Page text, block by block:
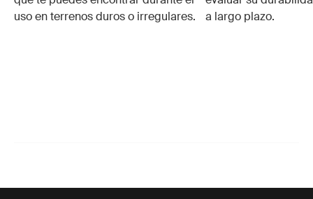
uso en terrenos duros o irregulares.
a largo plazo.